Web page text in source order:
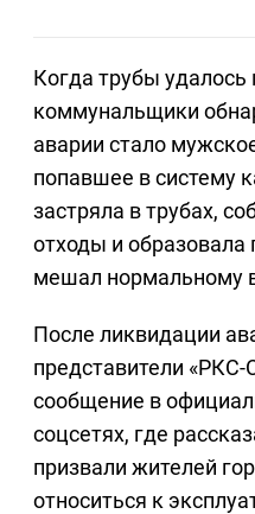
Когда трубы удалось
коммунальщики
аварии стало
попавшее в систему
застряла в трубах,
отходы и образовала
мешал нормальному
После ликвидации
представители
сообщение в
соцсетях, где
призвали жителей
относиться к